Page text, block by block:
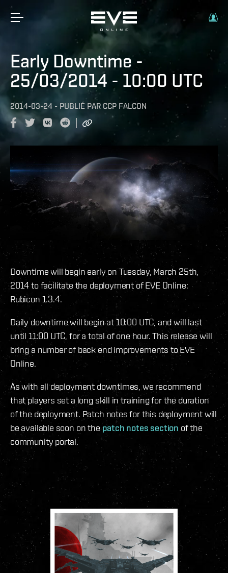
Early Downtime -
25/03/2014 - 10:00 UTC
2014-03-24 - PUBLIÉ PAR CCP FALCON
Downtime will begin early on Tuesday, March 25th,
2014 to facilitate the deployment of EVE Online:
Rubicon 1.3.4.
Daily downtime will begin at 10:00 UTC, and will last
until 11:00 UTC, for a total of one hour. This release will
bring a number of back end improvements to EVE
Online.
As with all deployment downtimes, we recommend
that players set a long skill in training for the duration
of the deployment. Patch notes for this deployment will
be available soon on thepatch notes section of the
community portal.